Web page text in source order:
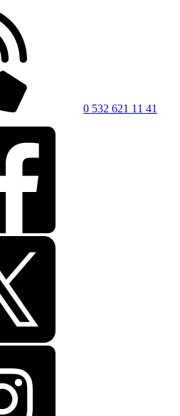
0 532 621 11 41